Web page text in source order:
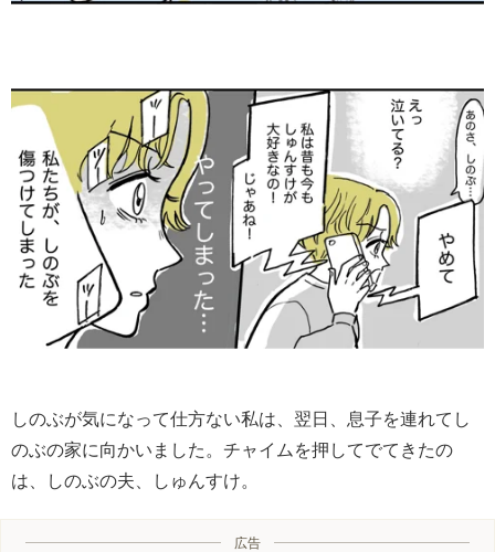
しのぶが気になって仕方ない私は、翌日、息子を連れてし
のぶの家に向かいました。チャイムを押してでてきたの
は、しのぶの夫、しゅんすけ。
広告